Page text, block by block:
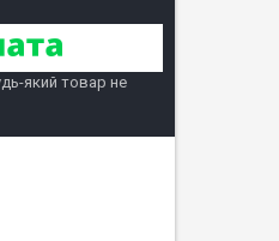
який товар не